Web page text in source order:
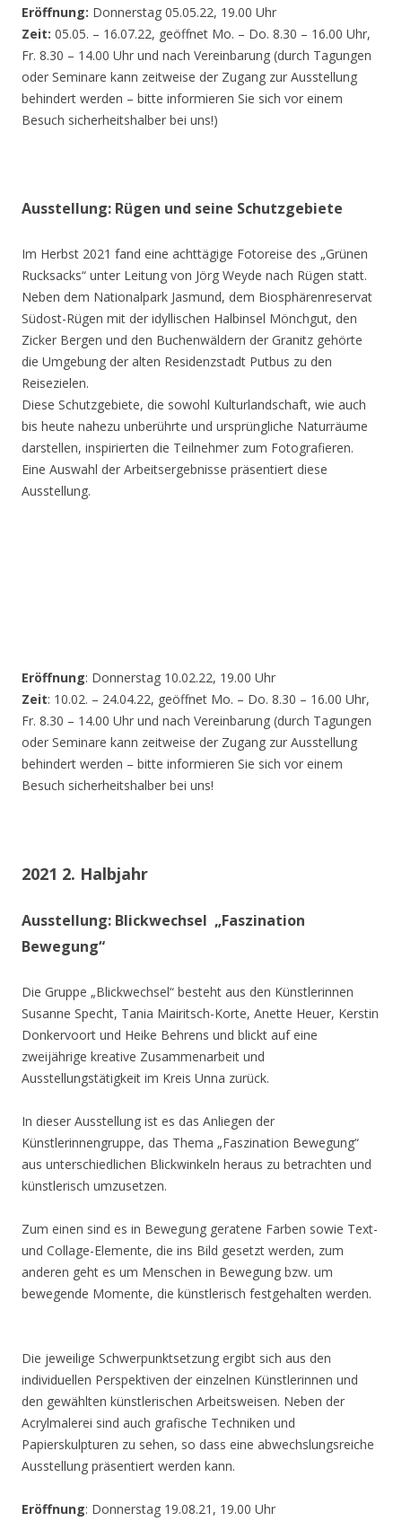
Eröffnung: Donnerstag 05.05.22, 19.00 Uhr
Zeit: 05.05. – 16.07.22, geöffnet Mo. – Do. 8.30 – 16.00 Uhr,
Fr. 8.30 – 14.00 Uhr und nach Vereinbarung (durch Tagungen
oder Seminare kann zeitweise der Zugang zur Ausstellung
behindert werden – bitte informieren Sie sich vor einem
Besuch sicherheitshalber bei uns!)
Ausstellung: Rügen und seine Schutzgebiete
Im Herbst 2021 fand eine achttägige Fotoreise des „Grünen
Rucksacks“ unter Leitung von Jörg Weyde nach Rügen statt.
Neben dem Nationalpark Jasmund, dem Biosphärenreservat
Südost-Rügen mit der idyllischen Halbinsel Mönchgut, den
Zicker Bergen und den Buchenwäldern der Granitz gehörte
die Umgebung der alten Residenzstadt Putbus zu den
Reisezielen.
Diese Schutzgebiete, die sowohl Kulturlandschaft, wie auch
bis heute nahezu unberührte und ursprüngliche Naturräume
darstellen, inspirierten die Teilnehmer zum Fotografieren.
Eine Auswahl der Arbeitsergebnisse präsentiert diese
Ausstellung.
Eröffnung: Donnerstag 10.02.22, 19.00 Uhr
Zeit: 10.02. – 24.04.22, geöffnet Mo. – Do. 8.30 – 16.00 Uhr,
Fr. 8.30 – 14.00 Uhr und nach Vereinbarung (durch Tagungen
oder Seminare kann zeitweise der Zugang zur Ausstellung
behindert werden – bitte informieren Sie sich vor einem
Besuch sicherheitshalber bei uns!
2021 2. Halbjahr
Ausstellung: Blickwechsel „Faszination
Bewegung“
Die Gruppe „Blickwechsel“ besteht aus den Künstlerinnen
Susanne Specht, Tania Mairitsch-Korte, Anette Heuer, Kerstin
Donkervoort und Heike Behrens und blickt auf eine
zweijährige kreative Zusammenarbeit und
Ausstellungstätigkeit im Kreis Unna zurück.
In dieser Ausstellung ist es das Anliegen der
Künstlerinnengruppe, das Thema „Faszination Bewegung“
aus unterschiedlichen Blickwinkeln heraus zu betrachten und
künstlerisch umzusetzen.
Zum einen sind es in Bewegung geratene Farben sowie Text-
und Collage-Elemente, die ins Bild gesetzt werden, zum
anderen geht es um Menschen in Bewegung bzw. um
bewegende Momente, die künstlerisch festgehalten werden.
Die jeweilige Schwerpunktsetzung ergibt sich aus den
individuellen Perspektiven der einzelnen Künstlerinnen und
den gewählten künstlerischen Arbeitsweisen. Neben der
Acrylmalerei sind auch grafische Techniken und
Papierskulpturen zu sehen, so dass eine abwechslungsreiche
Ausstellung präsentiert werden kann.
Eröffnung: Donnerstag 19.08.21, 19.00 Uhr